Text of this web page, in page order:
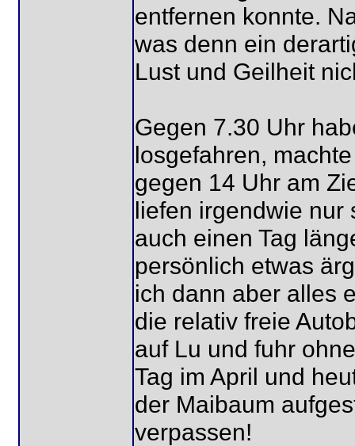
entfernen konnte.
was denn ein
Lust und Geilheit
Gegen 7.30 Uhr
losgefahren,
gegen 14 Uhr am
liefen irgendwie nur
auch einen Tag
persönlich etwas
ich dann aber alles
die relativ freie
auf Lu und fuhr
Tag im April und
der Maibaum
verpassen!